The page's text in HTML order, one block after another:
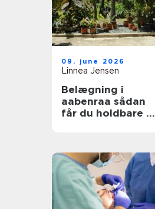
09. june 2026
Linnea Jensen
Belægning i
aabenraa sådan
får du holdbare og